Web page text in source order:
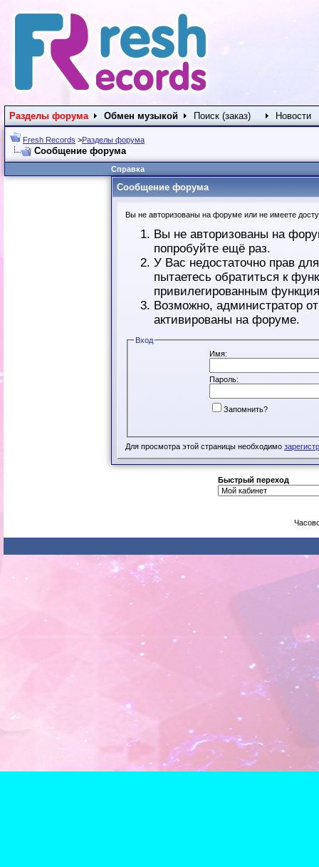
Разделы форума Обмен музыкой Поиск (заказ) Новости
Fresh Records >Разделы форума
Сообщение форума
Справка
Сообщение форума
Вы не авторизованы на форуме или не имеете
Вы не авторизованы на
попробуйте ещё раз.
У Вас недостаточно прав
пытаетесь обратиться к
привилегированным
Возможно, администратор
активированы на форуме.
Вход
Имя:
Пароль:
Запомнить?
Для просмотра этой страницы необходимо
Быстрый переход